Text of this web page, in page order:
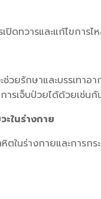
ปิดทวารและแก้ไขกา
วยรักษาและบรรเทา
ารเจ็บป่วยได้ด้วยเช่นกั
ในร่างกาย
หิตในร่างกายและการ